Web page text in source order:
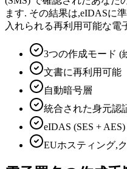
ます. その結果は,eIDASに
入れられる再利用可能な電
3つの作成モード (
文書に再利用可能
自動暗号層
統合された身元認
eIDAS (SES +
EUホスティング,